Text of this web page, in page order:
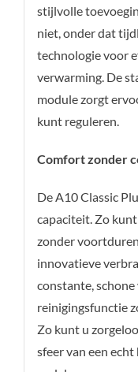
stijlvolle
niet, onder dat
technologie voor
verwarming. De
module zorgt
kunt reguleren.
Comfort zonder
De A10 Classic
capaciteit. Zo
zonder
innovatieve
constante,
reinigingsfunctie
Zo kunt u
sfeer van een